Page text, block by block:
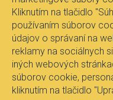
Kliknutím na tlačidlo
používaním súborov
údajov o správaní na
reklamy na sociálnych
iných webových
súborov cookie,
kliknutím na tlačidlo